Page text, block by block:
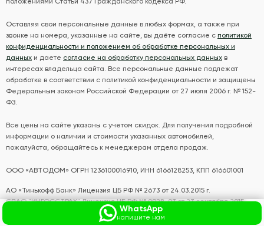
Оставляя свои персональные данные в любых формах, а также при
звонке на номера, указанные на сайте, вы даёте согласие с политикой
конфиденциальности и положением об обработке персональных и
данных и даете согласие на обработку персональных данных в
интересах владельца сайта. Все персональные данные подлежат
обработке в соответствии с политикой конфиденциальности и защищены
Федеральным законом Российской Федерации от 27 июля 2006 г. № 152-
ФЗ.
Все цены на сайте указаны с учетом скидок. Для получения подробной
информации о наличии и стоимости указанных автомобилей,
пожалуйста, обращайтесь к менеджерам отдела продаж.
ООО «АВТОДОМ» ОГРН 1236100016910, ИНН 6166128253, КПП 616601001
АО «Тинькофф Банк» Лицензия ЦБ РФ № 2673 от 24.03.2015 г.
СПАО "ИНГОССТРАХ" Лицензия ЦБ РФ № 0928-03 от 23 сентября 2015
WhatsApp
напишите нам